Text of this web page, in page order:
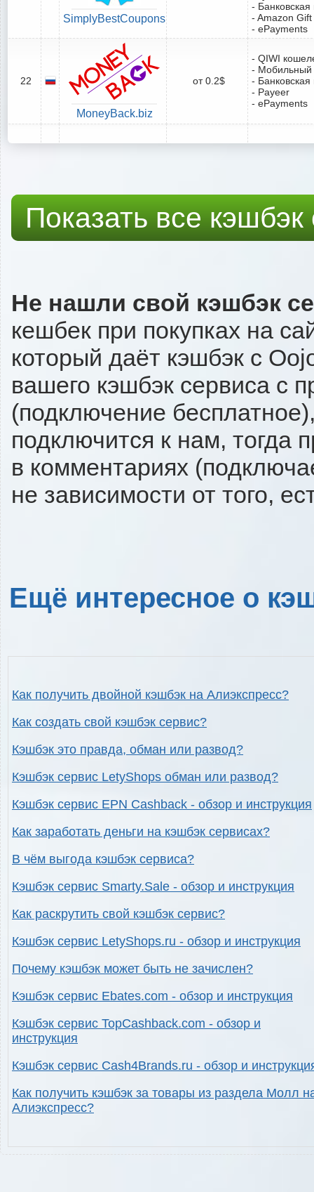
SimplyBestCoupons
-
- Amazon
- ePayments
22
MoneyBack.biz
от 0.2$
- QIWI
- Мобильный
-
- Payeer
- ePayments
Показать все
Не нашли свой кэшбэк
кешбек при покупках на
который даёт кэшбэк с
вашего кэшбэк сервиса с
(подключение
подключится к нам, тогда
в комментариях
не зависимости от того,
Ещё интересное о
Как получить двойной кэшбэк на Алиэкспресс?
Как создать свой кэшбэк сервис?
Кэшбэк это правда, обман или развод?
Кэшбэк сервис LetyShops обман или развод?
Кэшбэк сервис EPN Cashback - обзор и инструкция
Как заработать деньги на кэшбэк сервисах?
В чём выгода кэшбэк сервиса?
Кэшбэк сервис Smarty.Sale - обзор и инструкция
Как раскрутить свой кэшбэк сервис?
Кэшбэк сервис LetyShops.ru - обзор и инструкция
Почему кэшбэк может быть не зачислен?
Кэшбэк сервис Ebates.com - обзор и инструкция
Кэшбэк сервис TopCashback.com - обзор и
инструкция
Кэшбэк сервис Cash4Brands.ru - обзор и
Как получить кэшбэк за товары из раздела Молл
Алиэкспресс?